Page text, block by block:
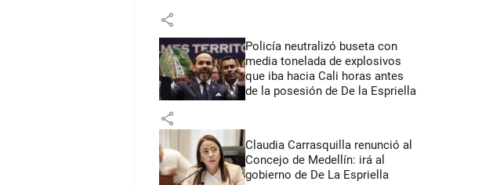
share
Policía neutralizó buseta con
media tonelada de explosivos
que iba hacia Cali horas antes
de la posesión de De la Espriella
share
Claudia Carrasquilla renunció al
Concejo de Medellín: irá al
gobierno de De La Espriella